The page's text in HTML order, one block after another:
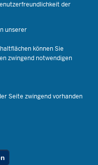
der
unserer
können Sie
zwingend notwendigen
Seite zwingend vorhanden